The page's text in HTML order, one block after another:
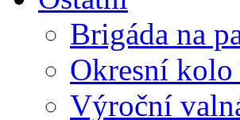
Brigáda na
Okresní kolo
Výroční